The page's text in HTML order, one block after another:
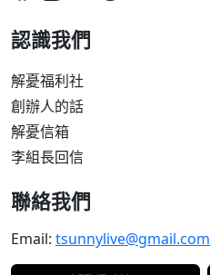
認識我們
解憂福利社
創辦人的話
解憂信箱
李組長回信
聯絡我們
Email: tsunnylive@gmail.com